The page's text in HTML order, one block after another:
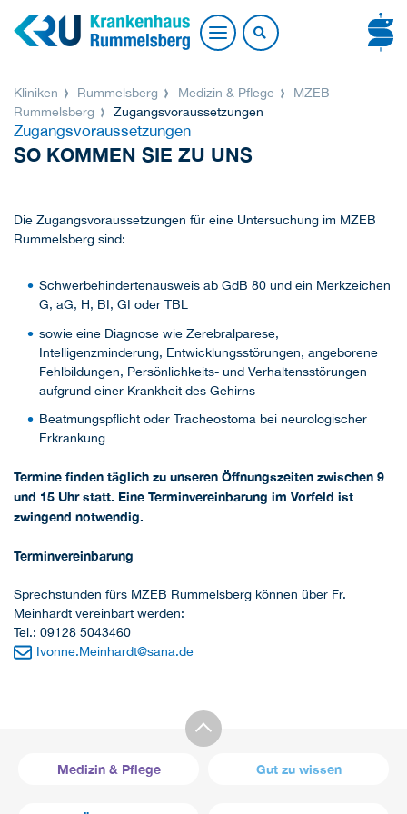
Kliniken Rummelsberg Medizin & Pflege
MZEB
Rummelsberg
Zugangsvoraussetzungen
Zugangsvoraussetzungen
SO KOMMEN SIE ZU UNS
Die Zugangsvoraussetzungen für eine Untersuchung im MZEB
Rummelsberg sind:
Schwerbehindertenausweis ab GdB 80 und ein Merkzeichen
G, aG, H, BI, GI oder TBL
sowie eine Diagnose wie Zerebralparese,
Intelligenzminderung, Entwicklungsstörungen, angeborene
Fehlbildungen, Persönlichkeits- und Verhaltensstörungen
aufgrund einer Krankheit des Gehirns
Beatmungspflicht oder Tracheostoma bei neurologischer
Erkrankung
Termine finden täglich zu unseren Öffnungszeiten zwischen 9
und 15 Uhr statt. Eine Terminvereinbarung im Vorfeld ist
zwingend notwendig.
Terminvereinbarung
Sprechstunden fürs MZEB Rummelsberg können über Fr.
Meinhardt vereinbart werden:
Tel.: 09128 5043460
Ivonne.Meinhardt@sana.de
Medizin & Pflege Gut zu wissen